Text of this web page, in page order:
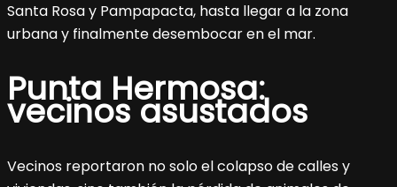
Santa Rosa y Pampapacta, hasta llegar a la zona
urbana y finalmente desembocar en el mar.
Punta Hermosa:
vecinos asustados
Vecinos reportaron no solo el colapso de calles y